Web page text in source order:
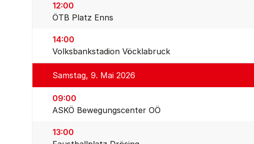
12:00
ÖTB Platz Enns
14:00
Volksbankstadion Vöcklabruck
Samstag, 9. Mai 2026
09:00
ASKÖ Bewegungscenter OÖ
13:00